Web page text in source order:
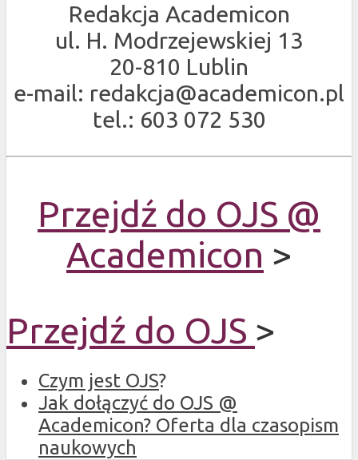
Redakcja Academicon
ul. H. Modrzejewskiej 13
20-810 Lublin
e-mail: redakcja@academicon.pl
tel.: 603 072 530
Przejdź do OJS @
Academicon >
Przejdź do OJS >
Czym jest OJS?
Jak dołączyć do OJS @
Academicon? Oferta dla czasopism
naukowych